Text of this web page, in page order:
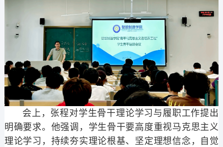
会上，张程对学生骨干理论学习与履职工作提出
明确要求。他强调，学生骨干要高度重视马克思主义
理论学习，持续夯实理论根基、坚定理想信念，自觉